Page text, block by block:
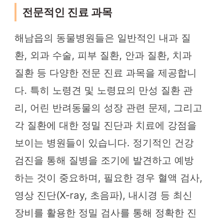
전문적인 진료 과목
해남읍의 동물병원들은 일반적인 내과 질
환, 외과 수술, 피부 질환, 안과 질환, 치과
질환 등 다양한 전문 진료 과목을 제공합니
다. 특히 노령견 및 노령묘의 만성 질환 관
리, 어린 반려동물의 성장 관련 문제, 그리고
각 질환에 대한 정밀 진단과 치료에 강점을
보이는 병원들이 있습니다. 정기적인 건강
검진을 통해 질병을 조기에 발견하고 예방
하는 것이 중요하며, 필요한 경우 혈액 검사,
영상 진단(X-ray, 초음파), 내시경 등 최신
장비를 활용한 정밀 검사를 통해 정확한 진